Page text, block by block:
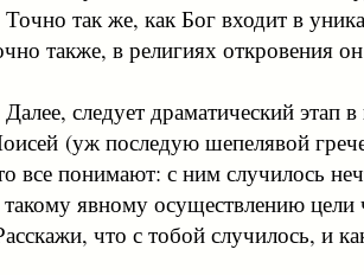
Точно так же, как Бог входит в
также, в религиях откровения
Далее, следует драматический этап
(уж последую шепелявой
все понимают: с ним случилось
явному осуществлению цели
что с тобой случилось, и